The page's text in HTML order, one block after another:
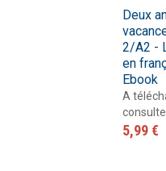
Deux
2/A2 -
en
Ebook
A
5,99 €